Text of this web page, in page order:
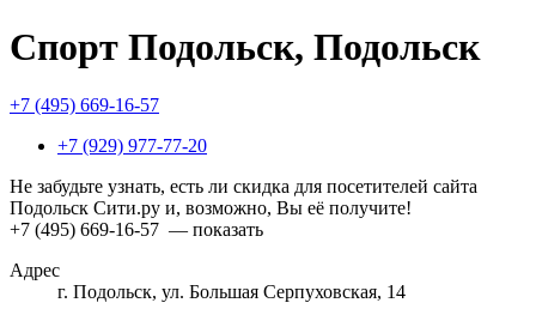
Спорт Подольск, Подольск
+7 (495) 669-16-57
+7 (929) 977-77-20
Не забудьте узнать, есть ли скидка для посетителей сайта
Подольск Сити.ру и, возможно, Вы её получите!
+7 (495) 669-16-57 — показать
Адрес
г. Подольск, ул. Большая Серпуховская, 14